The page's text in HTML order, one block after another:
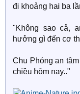
đi khoảng hai ba
"Không sao cả,
hưởng gì đến cơ
Chu Phóng an
chiều hôm nay.."